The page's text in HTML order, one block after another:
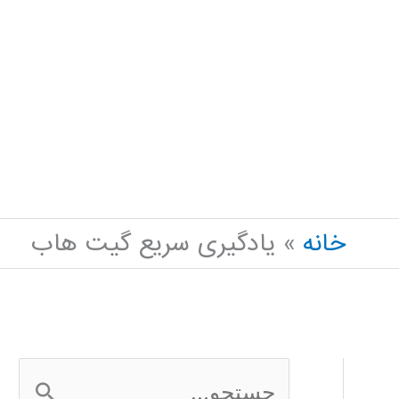
خانه
یادگیری سریع گیت هاب